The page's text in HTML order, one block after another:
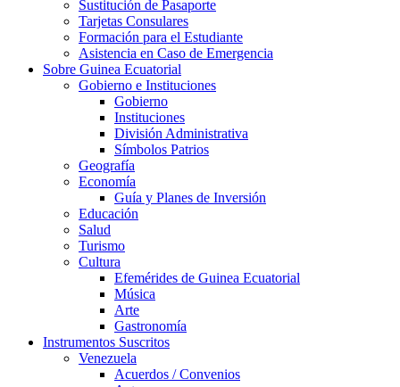
Sustitución de Pasaporte
Tarjetas Consulares
Formación para el Estudiante
Asistencia en Caso de Emergencia
Sobre Guinea Ecuatorial
Gobierno e Instituciones
Gobierno
Instituciones
División Administrativa
Símbolos Patrios
Geografía
Economía
Guía y Planes de Inversión
Educación
Salud
Turismo
Cultura
Efemérides de Guinea Ecuatorial
Música
Arte
Gastronomía
Instrumentos Suscritos
Venezuela
Acuerdos / Convenios